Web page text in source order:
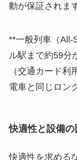
動が保証されま
**一般列車（All-
ル駅まで約59分
（交通カード
電車と同じロン
快適性と設備の
快適性を求める